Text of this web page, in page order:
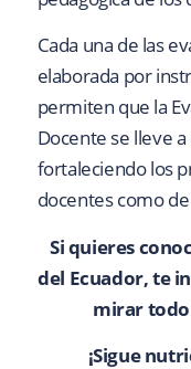
Cada una de las
elaborada por
permiten que la
Docente se lleve
fortaleciendo los
docentes como
Si quieres
del Ecuador, te
mirar
¡Sigue